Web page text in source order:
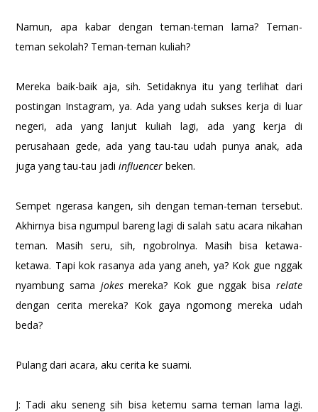
Namun, apa kabar dengan teman-teman lama? Teman-
teman sekolah? Teman-teman kuliah?
Mereka baik-baik aja, sih. Setidaknya itu yang terlihat dari
postingan Instagram, ya. Ada yang udah sukses kerja di luar
negeri, ada yang lanjut kuliah lagi, ada yang kerja di
perusahaan gede, ada yang tau-tau udah punya anak, ada
juga yang tau-tau jadiinfluencerbeken.
Sempet ngerasa kangen, sih dengan teman-teman tersebut.
Akhirnya bisa ngumpul bareng lagi di salah satu acara nikahan
teman. Masih seru, sih, ngobrolnya. Masih bisa ketawa-
ketawa. Tapi kok rasanya ada yang aneh, ya? Kok gue nggak
nyambung sama jokesmereka? Kok gue nggak bisa relate
dengan cerita mereka? Kok gaya ngomong mereka udah
beda?
Pulang dari acara, aku cerita ke suami.
J: Tadi aku seneng sih bisa ketemu sama teman lama lagi.